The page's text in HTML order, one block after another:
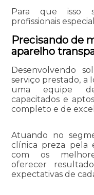
Para que isso
profissionais
Precisando de
aparelho
Desenvolvendo
serviço prestado, a
uma equipe de
capacitados e
completo e de
Atuando no
clínica preza pela
com os
oferecer
expectativas de